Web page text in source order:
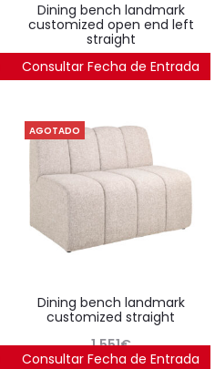
dining bench landmark
customized open end left
straight
1.805€
Consultar Fecha de Entrada
AGOTADO
dining bench landmark
customized straight
1.551€
Consultar Fecha de Entrada